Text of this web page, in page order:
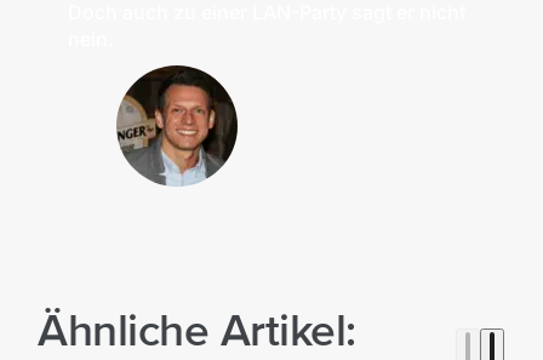
Ähnliche Artikel: